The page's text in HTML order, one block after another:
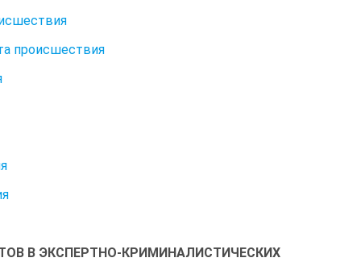
происшествия
В ЭКСПЕРТНО-КРИМИНАЛИСТИЧЕСКИХ